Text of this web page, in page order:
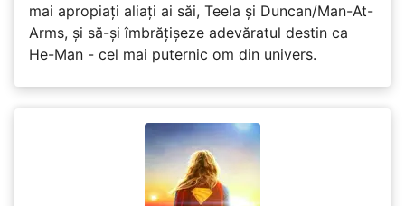
mai apropiați aliați ai săi, Teela și Duncan/Man-At-
Arms, și să-și îmbrățișeze adevăratul destin ca
He-Man - cel mai puternic om din univers.